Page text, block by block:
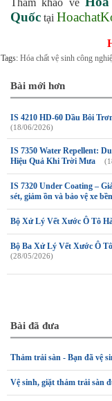
Quốc tại
Tags: Hóa chất vệ sinh công
Bài mới hơn
IS 4210 HD-60 Dầu Bôi
(18/06/2026)
IS 7350 Water Repellent:
Hiệu Quả Khi Trời Mưa
IS 7320 Under Coating –
sét, giảm ồn và bảo vệ xe
Bộ Xử Lý Vết Xước Ô Tô
Bộ Ba Xử Lý Vết Xước Ô
(28/05/2026)
Bài đã đưa
Thảm trải sàn - Bạn đã vệ
Vệ sinh, giặt thảm trải sàn